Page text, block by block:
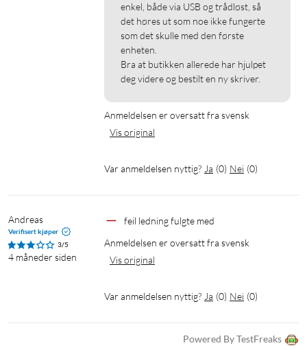
enkel, både via USB og trådløst, så
det høres ut som noe ikke fungerte
som det skulle med den første
enheten.
Bra at butikken allerede har hjulpet
deg videre og bestilt en ny skriver.
Anmeldelsen er oversatt fra svensk
Vis original
Var anmeldelsen nyttig? Ja (0) Nei (0)
Andreas
Verifisert kjøper
3/5
4 måneder siden
feil ledning fulgte med
Anmeldelsen er oversatt fra svensk
Vis original
Var anmeldelsen nyttig? Ja (0) Nei (0)
Powered By TestFreaks